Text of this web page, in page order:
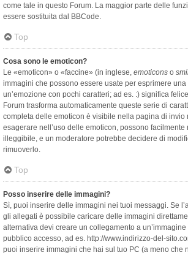
come tale in questo Forum. La maggior parte delle
essere sostituita dal BBCode.
Top
Cosa sono le emoticon?
Le «emoticon» o «faccine» (in inglese, emoticons o
immagini che possono essere usate per esprimere
un’emozione con pochi caratteri; ad es. :) significa
Forum trasforma automaticamente queste serie di
completa delle emoticon è visibile nella pagina di invio
esagerare nell’uso delle emoticon, possono
illeggibile, e un moderatore potrebbe decidere di
rimuoverlo.
Top
Posso inserire delle immagini?
Sì, puoi inserire delle immagini nei tuoi messaggi. Se
gli allegati è possibile caricare delle immagini
alternativa devi creare un collegamento a
pubblico accesso, ad es. http://www.indirizzo-del-
puoi inserire immagini che hai sul tuo PC (a meno che